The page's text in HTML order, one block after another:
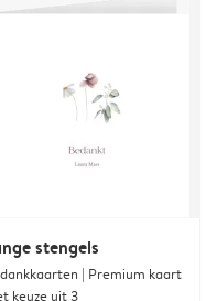
stengels
| Premium kaart
keuze uit 3